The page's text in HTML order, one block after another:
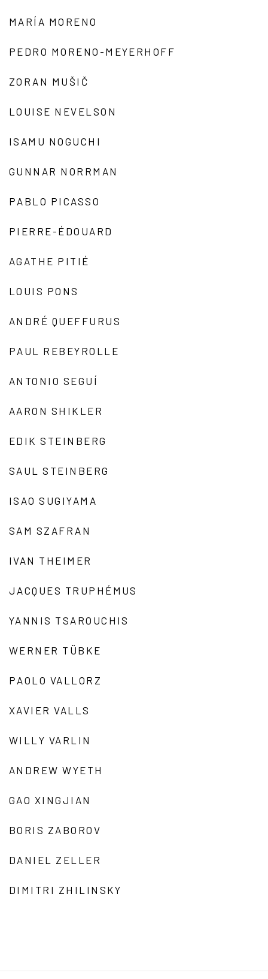
MARÍA MORENO
PEDRO MORENO-MEYERHOFF
ZORAN MUŠIČ
LOUISE NEVELSON
ISAMU NOGUCHI
GUNNAR NORRMAN
PABLO PICASSO
PIERRE-ÉDOUARD
AGATHE PITIÉ
LOUIS PONS
ANDRÉ QUEFFURUS
PAUL REBEYROLLE
ANTONIO SEGUÍ
AARON SHIKLER
EDIK STEINBERG
SAUL STEINBERG
ISAO SUGIYAMA
SAM SZAFRAN
IVAN THEIMER
JACQUES TRUPHÉMUS
YANNIS TSAROUCHIS
WERNER TÜBKE
PAOLO VALLORZ
XAVIER VALLS
WILLY VARLIN
ANDREW WYETH
GAO XINGJIAN
BORIS ZABOROV
DANIEL ZELLER
DIMITRI ZHILINSKY